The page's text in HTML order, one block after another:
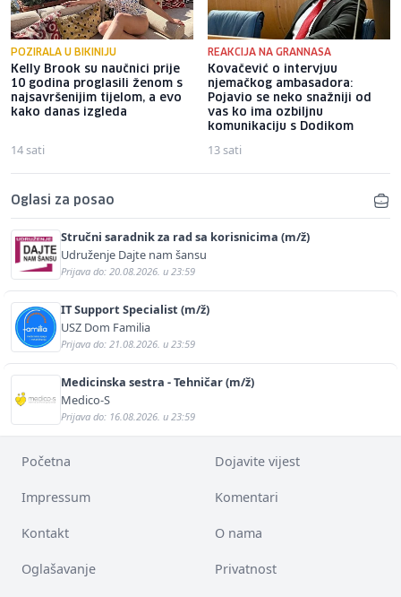
POZIRALA U BIKINIJU
Kelly Brook su naučnici prije
10 godina proglasili ženom s
najsavršenijim tijelom, a evo
kako danas izgleda
14 sati
REAKCIJA NA GRANNASA
Kovačević o intervjuu
njemačkog ambasadora:
Pojavio se neko snažniji od
vas ko ima ozbiljnu
komunikaciju s Dodikom
13 sati
Oglasi za posao
Stručni saradnik za rad sa korisnicima (m/ž)
Udruženje Dajte nam šansu
Prijava do: 20.08.2026. u 23:59
IT Support Specialist (m/ž)
USZ Dom Familia
Prijava do: 21.08.2026. u 23:59
Medicinska sestra - Tehničar (m/ž)
Medico-S
Prijava do: 16.08.2026. u 23:59
Početna Dojavite vijest
Impressum Komentari
Kontakt O nama
Oglašavanje Privatnost